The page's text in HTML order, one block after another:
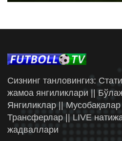
Сизнинг танловингиз:
жамоа янгиликлари ||
Янгиликлар || Мусобақалар
Трансферлар || LIVE
жадваллари